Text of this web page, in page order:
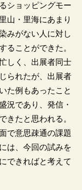
ショッピングモー
山・里海にあまり
みがない人に対し
ることができた。
しく、出展者同士
られたが、出展者
た例もあったこと
況であり、発信・
きたと思われる。
で意思疎通の課題
は、今回の試みを
できればと考えて